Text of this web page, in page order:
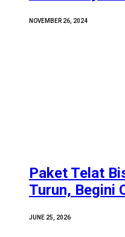
NOVEMBER 26, 2024
Paket Telat
Turun, Begini
JUNE 25, 2026